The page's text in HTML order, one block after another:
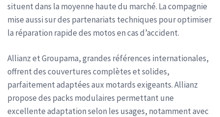
situent dans la moyenne haute du marché. La compagnie
mise aussi sur des partenariats techniques pour optimiser
la réparation rapide des motos en cas d’accident.
Allianz et Groupama, grandes références internationales,
offrent des couvertures complètes et solides,
parfaitement adaptées aux motards exigeants. Allianz
propose des packs modulaires permettant une
excellente adaptation selon les usages, notamment avec